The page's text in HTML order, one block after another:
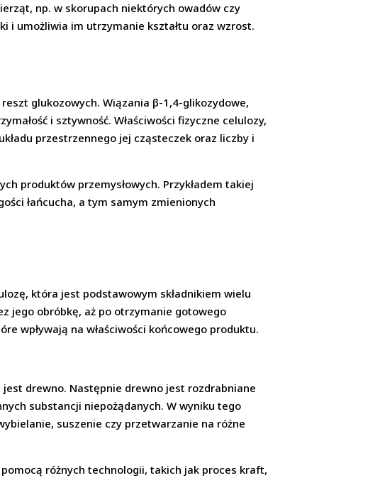
np. w skorupach niektórych owadów czy
i umożliwia im utrzymanie kształtu oraz wzrost.
glukozowych. Wiązania β-1,4-glikozydowe,
i sztywność. Właściwości fizyczne celulozy,
przestrzennego jej cząsteczek oraz liczby i
produktów przemysłowych. Przykładem takiej
łańcucha, a tym samym zmienionych
która jest podstawowym składnikiem wielu
jego obróbkę, aż po otrzymanie gotowego
wpływają na właściwości końcowego produktu.
drewno. Następnie drewno jest rozdrabniane
substancji niepożądanych. W wyniku tego
suszenie czy przetwarzanie na różne
różnych technologii, takich jak proces kraft,